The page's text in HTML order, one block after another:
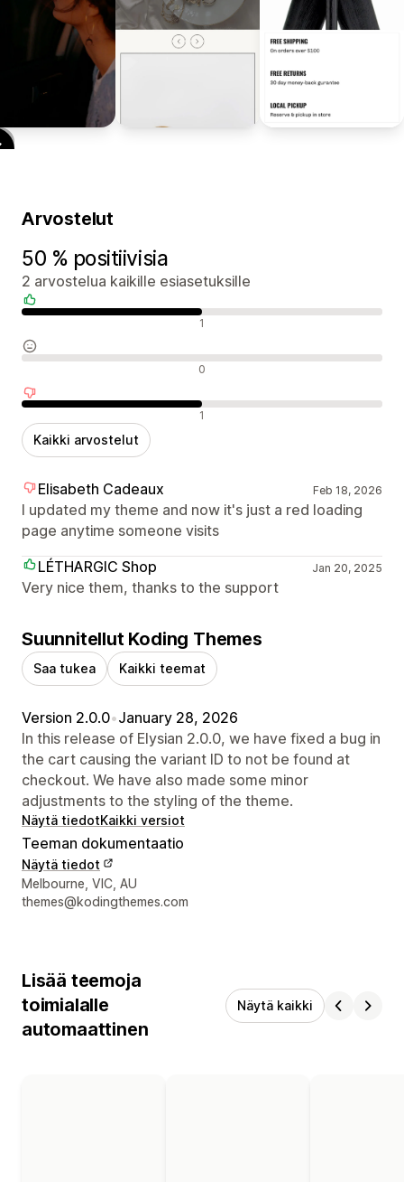
Arvostelut
50 % positiivisia
2 arvostelua kaikille esiasetuksille
1
0
1
Kaikki arvostelut
Elisabeth Cadeaux Feb 18, 2026
I updated my theme and now it's just a red loading
page anytime someone visits
LÉTHARGIC Shop
Jan 20, 2025
Very nice them, thanks to the support
Suunnitellut Koding Themes
Saa tukea Kaikki teemat
Version 2.0.0•January 28, 2026
In this release of Elysian 2.0.0, we have fixed a bug in
the cart causing the variant ID to not be found at
checkout. We have also made some minor
adjustments to the styling of the theme.
Näytä tiedotKaikki versiot
Teeman dokumentaatio
Näytä tiedot
Suunnittelijan yhteystiedot
Melbourne, VIC, AU
themes@kodingthemes.com
Lisää teemoja
toimialalle
automaattinen
Näytä kaikki